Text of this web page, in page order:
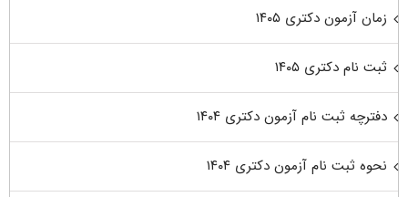
زمان آزمون دکتری ۱۴۰۵
ثبت نام دکتری ۱۴۰۵
دفترچه ثبت نام آزمون دکتری ۱۴۰۴
نحوه ثبت نام آزمون دکتری ۱۴۰۴